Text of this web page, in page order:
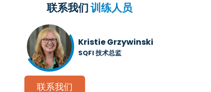
联系我们训练人员
Kristie Grzywinski
SQFI 技术总监
联系我们